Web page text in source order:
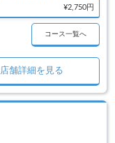
¥2,750円
コース一覧へ
店舗詳細を見る